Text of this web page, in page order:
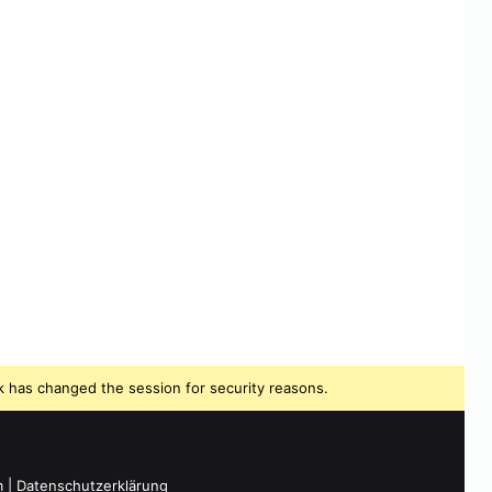
has changed the session for security reasons.
Datenschutzerklärung